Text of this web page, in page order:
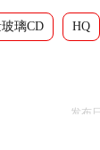
玻璃CD HQ
发布